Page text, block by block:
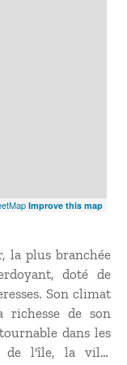
Improve this map
la plus branchée
doté de
Son climat
richesse de son
dans les
de l'île, la ville